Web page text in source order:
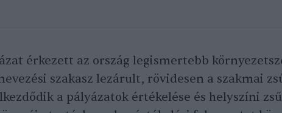
érkezett az ország legismertebb
szakasz lezárult, rövidesen a szakmai
a pályázatok értékelése és helyszíni